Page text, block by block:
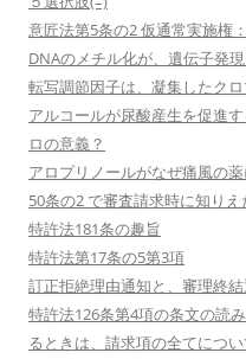
意匠法第5条の2 仮通常実施権
DNAのメチル化が、遺伝子発
転写調節因子は、凝集したク
アルコールが尿酸産生を促進
ロの意義？
アロプリノールがなぜ痛風の
50条の2 で審査請求時に知り
特許法181条の趣旨
特許法第17条の5第3項
訂正拒絶理由通知と、審理終
特許法126条第4項の条文の読
るときは、請求項の全てにつ